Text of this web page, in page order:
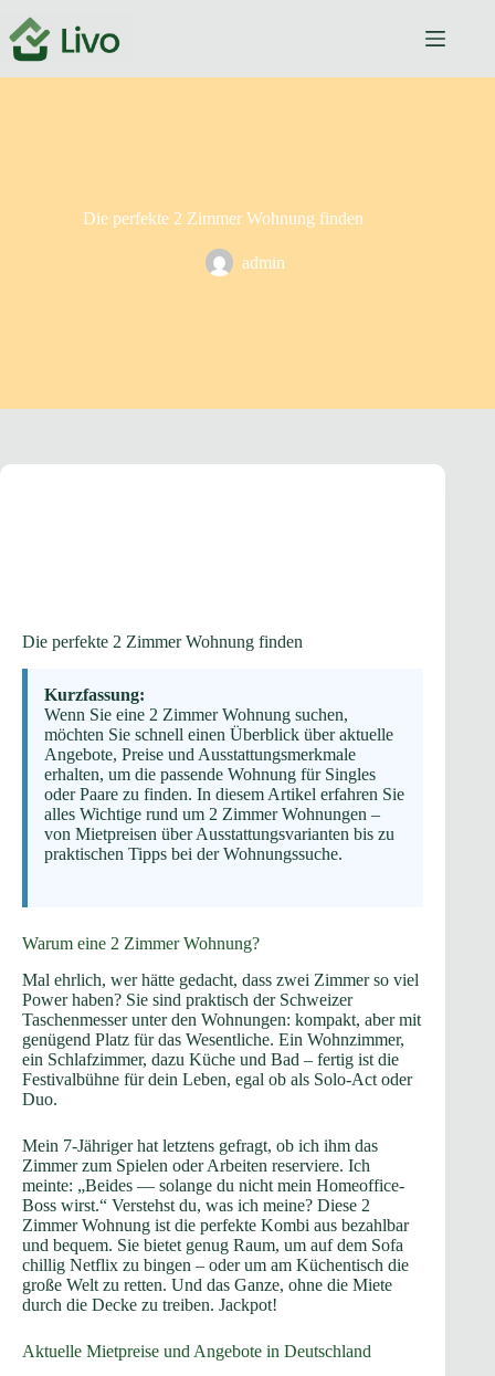
Die perfekte 2 Zimmer Wohnung finden
admin
Die perfekte 2 Zimmer Wohnung finden
Kurzfassung:
Wenn Sie eine 2 Zimmer Wohnung suchen,
möchten Sie schnell einen Überblick über aktuelle
Angebote, Preise und Ausstattungsmerkmale
erhalten, um die passende Wohnung für Singles
oder Paare zu finden. In diesem Artikel erfahren Sie
alles Wichtige rund um 2 Zimmer Wohnungen –
von Mietpreisen über Ausstattungsvarianten bis zu
praktischen Tipps bei der Wohnungssuche.
Warum eine 2 Zimmer Wohnung?
Mal ehrlich, wer hätte gedacht, dass zwei Zimmer so viel
Power haben? Sie sind praktisch der Schweizer
Taschenmesser unter den Wohnungen: kompakt, aber mit
genügend Platz für das Wesentliche. Ein Wohnzimmer,
ein Schlafzimmer, dazu Küche und Bad – fertig ist die
Festivalbühne für dein Leben, egal ob als Solo-Act oder
Duo.
Mein 7-Jähriger hat letztens gefragt, ob ich ihm das
Zimmer zum Spielen oder Arbeiten reserviere. Ich
meinte: „Beides — solange du nicht mein Homeoffice-
Boss wirst.“ Verstehst du, was ich meine? Diese 2
Zimmer Wohnung ist die perfekte Kombi aus bezahlbar
und bequem. Sie bietet genug Raum, um auf dem Sofa
chillig Netflix zu bingen – oder um am Küchentisch die
große Welt zu retten. Und das Ganze, ohne die Miete
durch die Decke zu treiben. Jackpot!
Aktuelle Mietpreise und Angebote in Deutschland